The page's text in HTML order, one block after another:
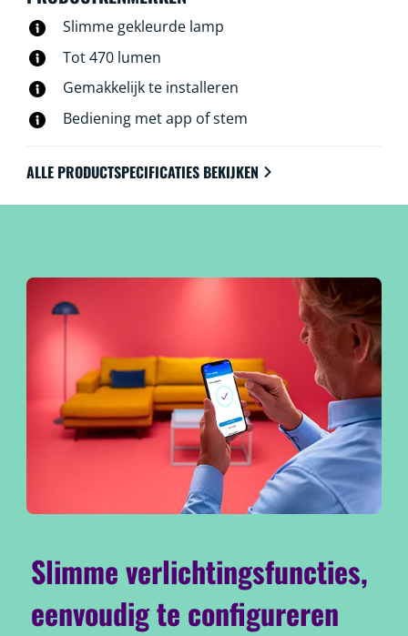
Slimme gekleurde lamp
Tot 470 lumen
Gemakkelijk te installeren
Bediening met app of stem
ALLE PRODUCTSPECIFICATIES BEKIJKEN
Slimme verlichtingsfuncties,
eenvoudig te configureren